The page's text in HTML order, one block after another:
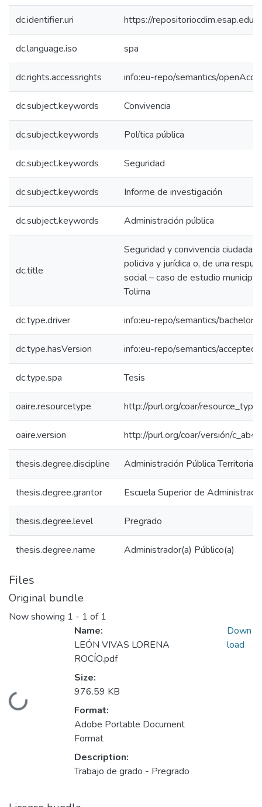
dc.identifier.uri https://
dc.language.iso spa
dc.rights.accessrights info:eu-repo/semantics/
dc.subject.keywords Convivencia
dc.subject.keywords Política pública
dc.subject.keywords Seguridad
dc.subject.keywords Informe de investigación
dc.subject.keywords Administración pública
dc.title
Seguridad y convivencia
policiva y jurídica o, de una
social – caso de estudio
Tolima
dc.type.driver info:eu-repo/semantics/
dc.type.hasVersion info:eu-repo/semantics/
dc.type.spa Tesis
oaire.resourcetype http://purl.org/coar/
oaire.version http://purl.org/coar/versión/
thesis.degree.discipline Administración Pública Territorial
thesis.degree.grantor Escuela Superior de
thesis.degree.level Pregrado
thesis.degree.name Administrador(a) Público(a)
Files
Original bundle
Now showing 1 - 1 of 1
Loading...
Name:
LEÓN VIVAS LORENA
ROCÍO.pdf
Size:
976.59 KB
Format:
Adobe Portable Document
Format
Description:
Trabajo de grado - Pregrado
Down
load